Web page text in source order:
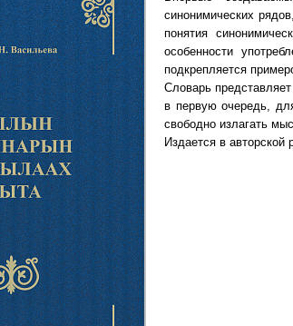
синонимических
понятия
особенности
подкрепляется
Словарь
в первую очередь,
свободно излагать
Издается в авторской